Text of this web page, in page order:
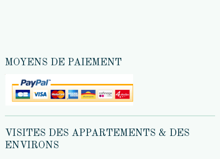
MOYENS DE PAIEMENT
VISITES DES APPARTEMENTS & DES
ENVIRONS